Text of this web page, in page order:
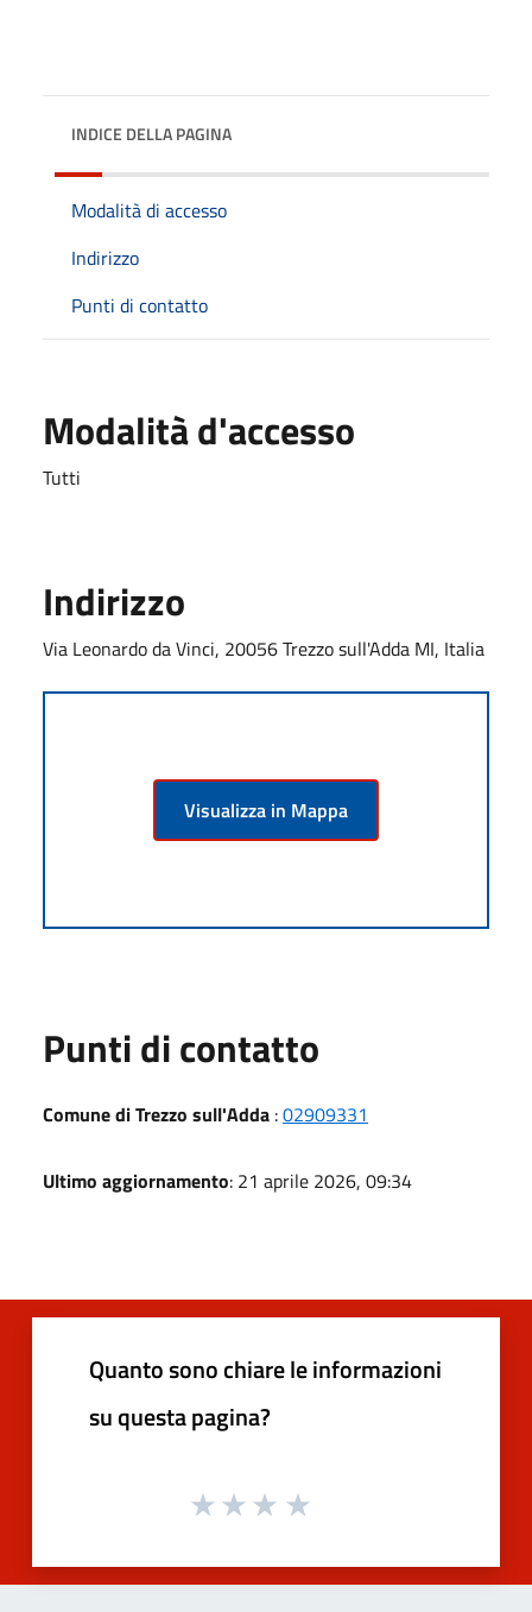
INDICE DELLA PAGINA
Modalità di accesso
Indirizzo
Punti di contatto
Modalità d'accesso
Tutti
Indirizzo
Via Leonardo da Vinci, 20056 Trezzo sull'Adda MI, Italia
Visualizza in Mappa
Punti di contatto
Comune di Trezzo sull'Adda :02909331
Ultimo aggiornamento: 21 aprile 2026, 09:34
Quanto sono chiare le informazioni
su questa pagina?